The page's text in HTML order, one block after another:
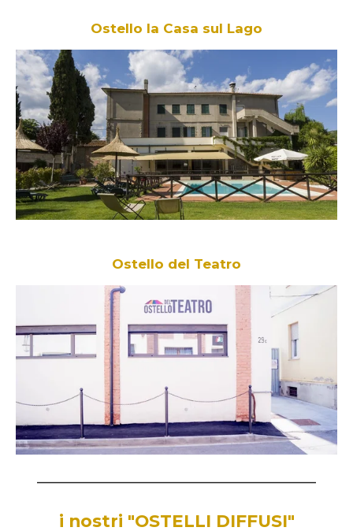
Ostello la Casa sul Lago
Ostello del Teatro
i nostri "OSTELLI DIFFUSI"